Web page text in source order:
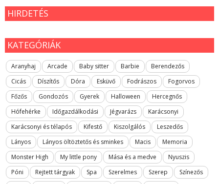
HIRDETÉS
KATEGÓRIÁK
Aranyhaj Arcade Baby sitter Barbie
Berendezős
Cicás
Díszítős Dóra Esküvő Fodrászos
Fogorvos
Főzős
Gondozós Gyerek Halloween
Hercegnős
Hófehérke
Időgazdálkodási Jégvarázs
Karácsonyi
Karácsonyi és télapós
Kifestő Kiszolgálós
Leszedős
Lányos
Lányos öltöztetős és sminkes Macis
Memoria
Monster High
My little pony Mása és a medve
Nyuszis
Póni
Rejtett tárgyak Spa Szerelmes Szerep
Színezős